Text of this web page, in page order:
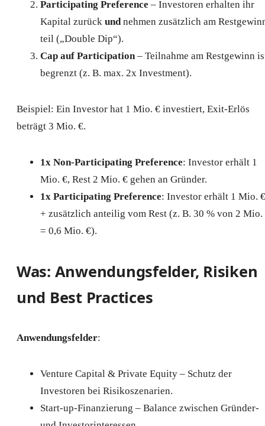
Participating Preference – Investoren erhalten ihr
Kapital zurück undnehmen zusätzlich am
teil („Double Dip“).
Cap auf Participation– Teilnahme am Restgewinn
begrenzt (z. B. max. 2x Investment).
Beispiel: Ein Investor hat 1 Mio. € investiert, Exit-Erlös
beträgt 3 Mio. €.
1x Non-Participating Preference: Investor erhält 1
Mio. €, Rest 2 Mio. € gehen an Gründer.
1x Participating Preference: Investor erhält 1 Mio. €
+ zusätzlich anteilig vom Rest (z. B. 30 % von 2 Mio.
= 0,6 Mio. €).
Was: Anwendungsfelder, Risiken
und Best Practices
Anwendungsfelder:
Venture Capital & Private Equity – Schutz der
Investoren bei Risikoszenarien.
Start-up-Finanzierung – Balance zwischen Gründer-